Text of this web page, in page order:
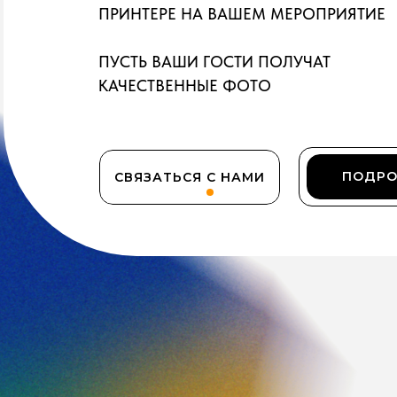
ПРИНТЕРЕ НА ВАШЕМ МЕРОПРИЯТИЕ
ПУСТЬ ВАШИ ГОСТИ ПОЛУЧАТ
КАЧЕСТВЕННЫЕ ФОТО
СВЯЗАТЬСЯ С НАМИ